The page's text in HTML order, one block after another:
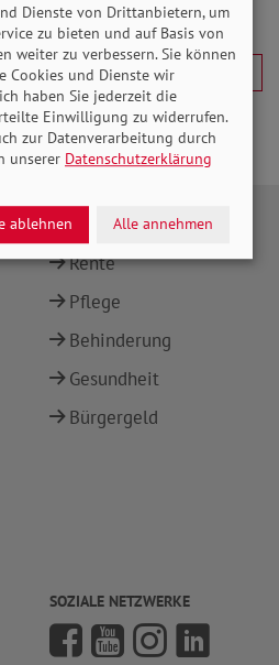
Themen
Rente
Pflege
Behinderung
Gesundheit
Bürgergeld
SOZIALE NETZWERKE
Dienste von Drittanbietern, um
zu bieten und auf Basis von
weiter zu verbessern. Sie können
Cookies und Dienste wir
haben Sie jederzeit die
Einwilligung zu widerrufen.
zur Datenverarbeitung durch
unserer Datenschutzerklärung
ablehnen Alle annehmen